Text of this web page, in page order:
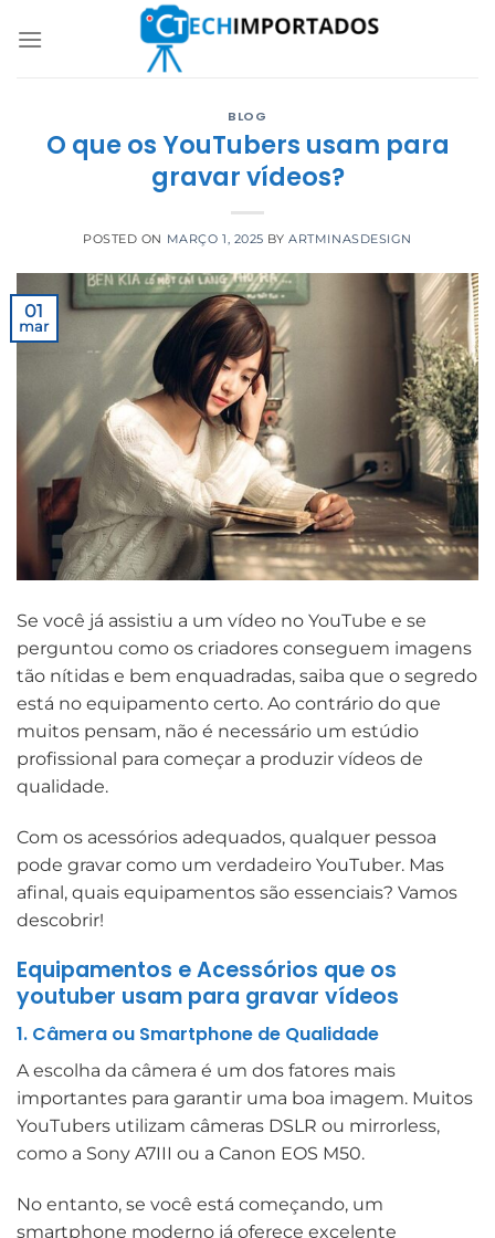
BLOG
O que os YouTubers usam para
gravar vídeos?
POSTED ON MARÇO 1, 2025 BYARTMINASDESIGN
01
mar
Se você já assistiu a um vídeo no YouTube e se
perguntou como os criadores conseguem imagens
tão nítidas e bem enquadradas, saiba que o segredo
está no equipamento certo. Ao contrário do que
muitos pensam, não é necessário um estúdio
profissional para começar a produzir vídeos de
qualidade.
Com os acessórios adequados, qualquer pessoa
pode gravar como um verdadeiro YouTuber. Mas
afinal, quais equipamentos são essenciais? Vamos
descobrir!
Equipamentos e Acessórios que os
youtuber usam para gravar vídeos
1. Câmera ou Smartphone de Qualidade
A escolha da câmera é um dos fatores mais
importantes para garantir uma boa imagem. Muitos
YouTubers utilizam câmeras DSLR ou mirrorless,
como a Sony A7III ou a Canon EOS M50.
No entanto, se você está começando, um
smartphone moderno já oferece excelente